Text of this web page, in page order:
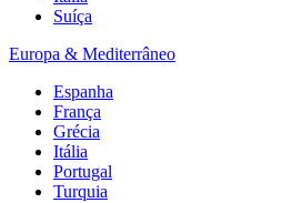
Suíça
Europa & Mediterrâneo
Espanha
França
Grécia
Itália
Portugal
Turquia